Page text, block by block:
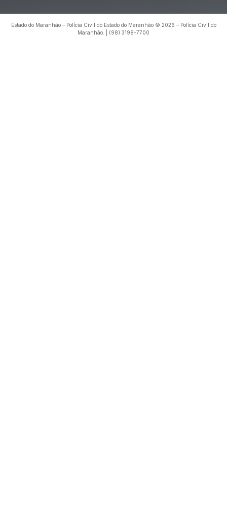
Estado do Maranhão – Polícia Civil do Estado do Maranhão © 2026 – Polícia Civil do
Maranhão. | (98) 3198-7700